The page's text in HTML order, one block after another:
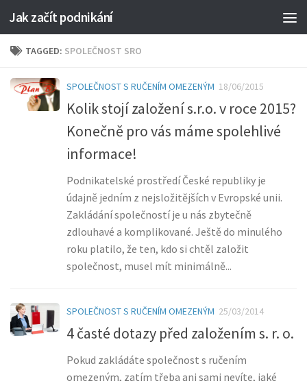
Jak začít podnikání
TAGGED: SPOLEČNOST SRO
SPOLEČNOST S RUČENÍM OMEZENÝM 18/06/2015
Kolik stojí založení s.r.o. v roce 2015?
Konečně pro vás máme spolehlivé
informace!
Podnikatelské prostředí České republiky je
údajně jedním z nejsložitějších v Evropské unii.
Zakládání společností je u nás zbytečně
zdlouhavé a komplikované. Ještě do minulého
roku platilo, že ten, kdo si chtěl založit
společnost, musel mít minimálně...
SPOLEČNOST S RUČENÍM OMEZENÝM 25/03/2014
4 časté dotazy před založením s. r. o.
Pokud zakládáte společnost s ručením
omezeným, zatím třeba ani sami nevíte, jaké